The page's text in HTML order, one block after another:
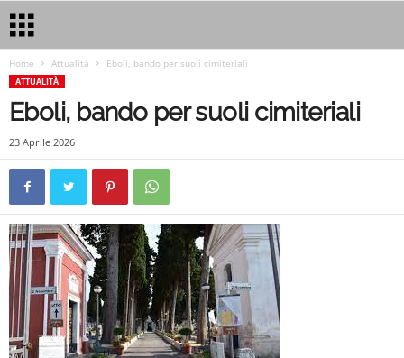
Home Attualità Eboli, bando per suoli cimiteriali
ATTUALITÀ
Eboli, bando per suoli cimiteriali
23 Aprile 2026